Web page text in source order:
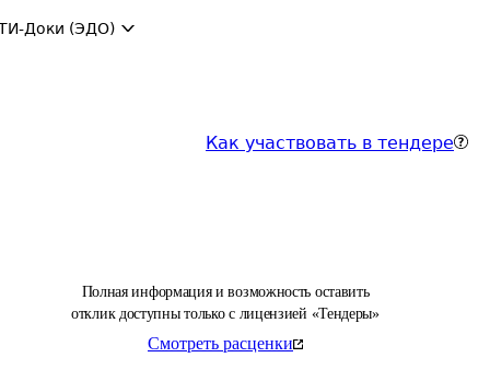
Доки (ЭДО)
Как участвовать в тендере
Полная информация и возможность оставить
отклик доступны только с лицензией «Тендеры»
Смотреть расценки